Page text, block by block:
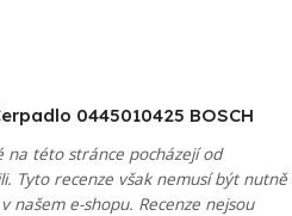
0445010425 BOSCH
na této stránce pocházejí od
Tyto recenze však nemusí být nutně
našem e-shopu. Recenze nejsou